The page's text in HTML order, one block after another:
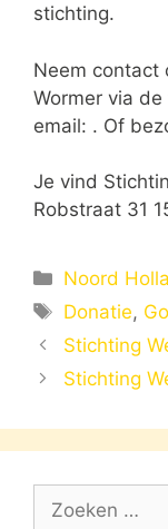
stichting.
Neem contact
Wormer via
email: . Of
Je vind
Robstraat 31
Noord
Tags
Donatie,
Stichting
Stichting
Zoek